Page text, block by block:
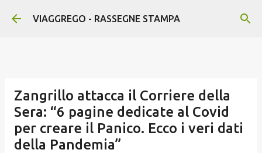
Passa ai contenuti principali
VIAGGREGO - RASSEGNE STAMPA
Zangrillo attacca il Corriere della
Sera: “6 pagine dedicate al Covid
per creare il Panico. Ecco i veri dati
della Pandemia”